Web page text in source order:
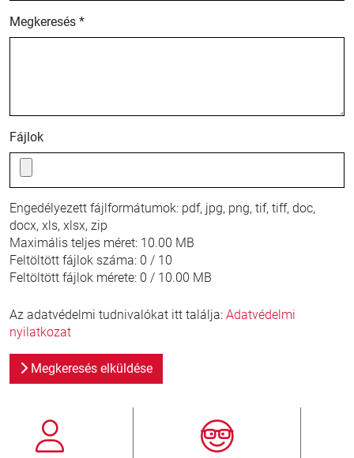
Megkeresés *
Fájlok
Engedélyezett fájlformátumok: pdf, jpg, png, tif, tiff, doc,
docx, xls, xlsx, zip
Maximális teljes méret: 10.00 MB
Feltöltött fájlok száma: 0 / 10
Feltöltött fájlok mérete: 0 / 10.00 MB
Az adatvédelmi tudnivalókat itt találja: Adatvédelmi
nyilatkozat
Megkeresés elküldése